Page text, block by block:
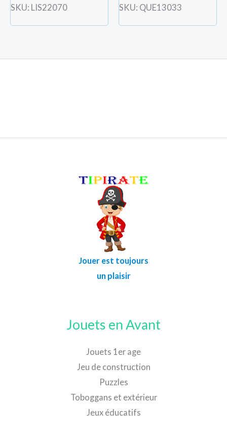
SKU: LIS22070 SKU: QUE13033
Jouer est toujours
un plaisir
Jouets en Avant
Jouets 1er age
Jeu de construction
Puzzles
Toboggans et extérieur
Jeux éducatifs